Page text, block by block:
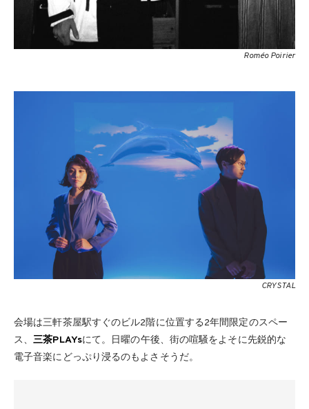
Roméo Poirier
CRYSTAL
会場は三軒茶屋駅すぐのビル2階に位置する2年間限定のスペー
ス、三茶PLAYsにて。日曜の午後、街の喧騒をよそに先鋭的な
電子音楽にどっぷり浸るのもよさそうだ。